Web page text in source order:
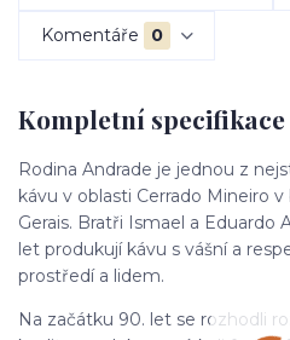
Komentáře 0
Kompletní specifikace
Rodina Andrade je jednou z
kávu v oblasti Cerrado Mineiro
Gerais. Bratři Ismael a Eduardo
let produkují kávu s vášní a
prostředí a lidem.
Na začátku 90. let se rozhodli